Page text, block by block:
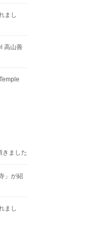
まし
高山善
きました
」が紹
まし